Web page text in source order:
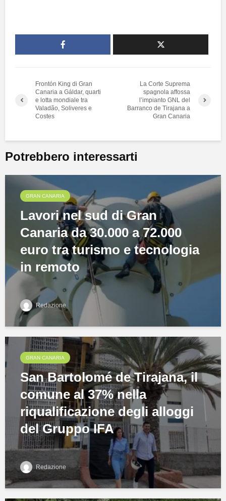
Frontón King di Gran
Canaria a Gáldar, quarti
e lotta mondiale tra
Valadão, Soliveres e
Costes
La Corte Suprema
spagnola affossa
l’impianto GNL del
Barranco de Tirajana a
Gran Canaria
Potrebbero interessarti
GRAN CANARIA
Lavori nel sud di Gran
Canaria da 30.000 a 72.000
euro tra turismo e tecnologia
in remoto
Redazione
GRAN CANARIA
San Bartolomé de Tirajana, il
comune al 37% nella
riqualificazione degli alloggi
del Gruppo IFA
Redazione